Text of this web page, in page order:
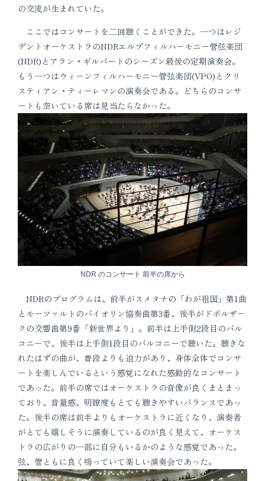
の交流が生まれていた。
ここではコンサートを二回聴くことができた。一つはレジ
デントオーケストラのNDRエルプフィルハーモニー管弦楽団
(NDR)とアラン・ギルバートのシーズン最後の定期演奏会。
もう一つはウィーンフィルハーモニー管弦楽団(VPO)とクリ
スティアン・ティーレマンの演奏会である。どちらのコンサ
ートも空いている席は見当たらなかった。
NDR のコンサート 前半の席から
NDRのプログラムは、前半がスメタナの「わが祖国」第1曲
とモーツァルトのバイオリン協奏曲第3番、後半がドボルザー
クの交響曲第9番「新世界より」。前半は上手側2段目のバル
コニーで、後半は上手側1段目のバルコニーで聴いた。聴きな
れたはずの曲が、普段よりも迫力があり、身体全体でコンサ
ートを楽しんでいるという感覚になれた感動的なコンサート
であった。前半の席ではオーケストラの音像が良くまとまっ
ており、音量感、明瞭度もとても聴きやすいバランスであっ
た。後半の席は前半よりもオーケストラに近くなり、演奏者
がとても嬉しそうに演奏しているのが良く見えて、オーケス
トラの広がりの一部に自分もいるかのような感覚であった。
弦、管ともに良く鳴っていて楽しい演奏会であった。